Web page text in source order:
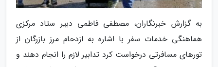
به گزارش خبرنگاران، مصطفی فاطمی دبیر ستاد مرکزی
هماهنگی خدمات سفر با اشاره به ازدحام مرز بازرگان از
تورهای مسافرتی درخواست کرد تدابیر لازم را انجام دهند و